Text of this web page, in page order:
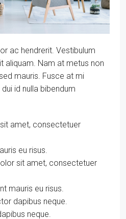
ac hendrerit. Vestibulum
aliquam. Nam at metus non
mauris. Fusce at mi
id nulla bibendum
amet, consectetuer
eu risus.
sit amet, consectetuer
mauris eu risus.
dapibus neque.
neque.